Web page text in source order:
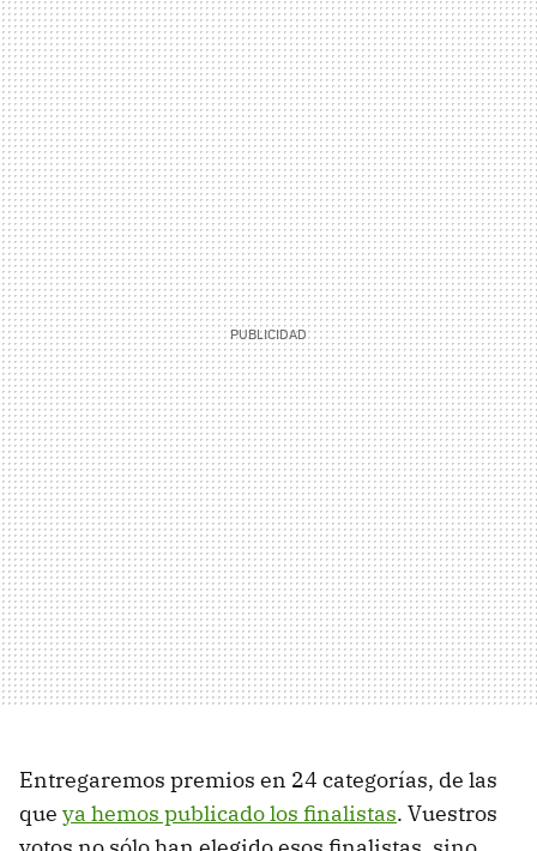
Entregaremos premios en 24 categorías, de las
que ya hemos publicado los finalistas. Vuestros